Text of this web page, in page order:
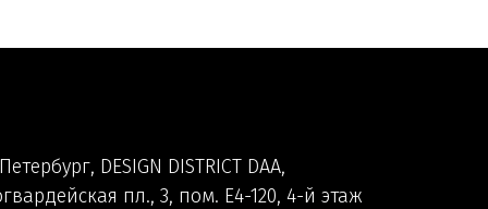
DESIGN DISTRICT DAA,
пл., 3, пом. Е4-120, 4-й этаж